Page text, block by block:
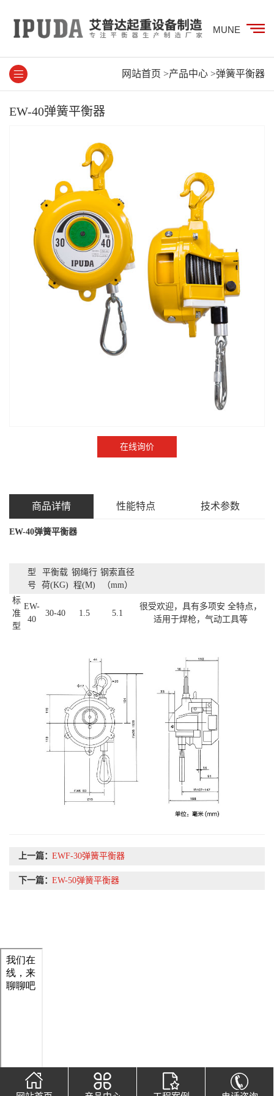
MUNE
网站首页 >产品中心 >弹簧平衡器
EW-40弹簧平衡器
在线询价
商品详情 性能特点 技术参数
EW-40弹簧平衡器
型
号
平衡载
荷(KG)
钢绳行
程(M)
钢索直径
（mm）
标
准
型
EW-
40
30-40 1.5 5.1
很受欢迎，具有多项安 全特点，
适用于焊枪，气动工具等
上一篇：EWF-30弹簧平衡器
下一篇：EW-50弹簧平衡器